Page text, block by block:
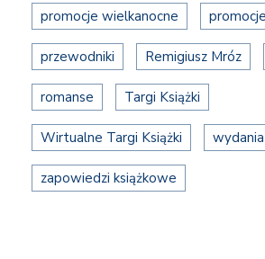
promocje wielkanocne
przewodniki Remigiusz Mróz
romanse Targi Książki
Wirtualne Targi Książki
zapowiedzi książkowe